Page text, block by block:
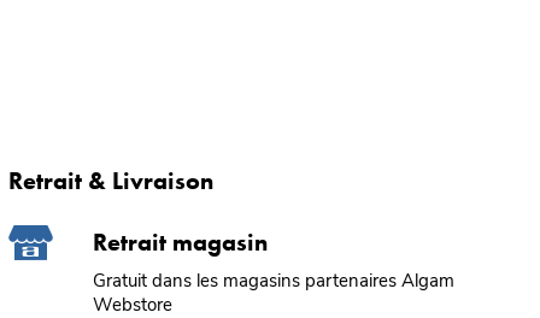
Retrait & Livraison
Retrait magasin
Gratuit dans les magasins partenaires Algam
Webstore